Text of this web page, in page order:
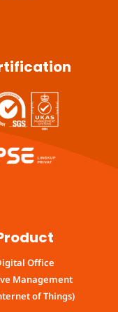
Office
Management
of Things)